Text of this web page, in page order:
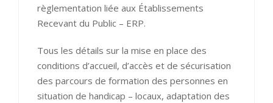
règlementation liée aux Établissements
Recevant du Public – ERP.
Tous les détails sur la mise en place des
conditions d’accueil, d’accès et de sécurisation
des parcours de formation des personnes en
situation de handicap – locaux, adaptation des